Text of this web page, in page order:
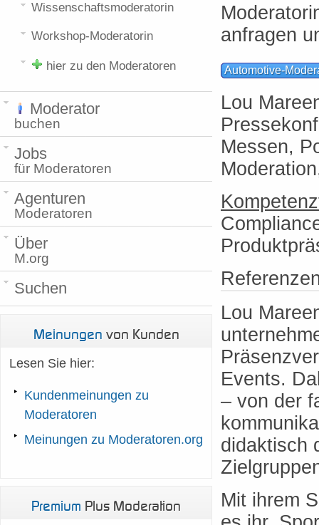
anfragen
Automotive-
Lou
Messen,
Lou
Events.
– von der
didaktisch
Mit ihrem
Wissenschaftsmoderatorin
Workshop-Moderatorin
hier zu den Moderatoren
Moderator
buchen
Jobs
für Moderatoren
Agenturen
Moderatoren
Über
M.org
Suchen
Meinungen von Kunden
Lesen Sie hier:
Kundenmeinungen zu
Moderatoren
Meinungen zu Moderatoren.org
Premium Plus Moderation